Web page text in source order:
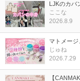
LJKのカバ
ここな
2026.8.9
マトメー
じゅね
2026.7.29
【